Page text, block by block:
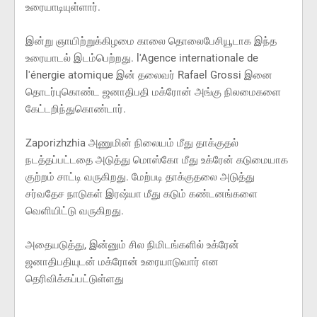
உரையாடியுள்ளார்.
இன்று ஞாயிற்றுக்கிழமை காலை தொலைபேசியூடாக இந்த
உரையாடல் இடம்பெற்றது. l'Agence internationale de
l'énergie atomique இன் தலைவர் Rafael Grossi இனை
தொடர்புகொண்ட ஜனாதிபதி மக்ரோன் அங்கு நிலமைகளை
கேட்டறிந்துகொண்டார்.
Zaporizhzhia அணுமின் நிலையம் மீது தாக்குதல்
நடத்தப்பட்டதை அடுத்து மொஸ்கோ மீது உக்ரேன் கடுமையாக
குற்றம் சாட்டி வருகிறது. மேற்படி தாக்குதலை அடுத்து
சர்வதேச நாடுகள் இரஷ்யா மீது கடும் கண்டனங்களை
வெளியிட்டு வருகிறது.
அதையடுத்து, இன்னும் சில நிமிடங்களில் உக்ரேன்
ஜனாதிபதியுடன் மக்ரோன் உரையாடுவார் என
தெரிவிக்கப்பட்டுள்ளது